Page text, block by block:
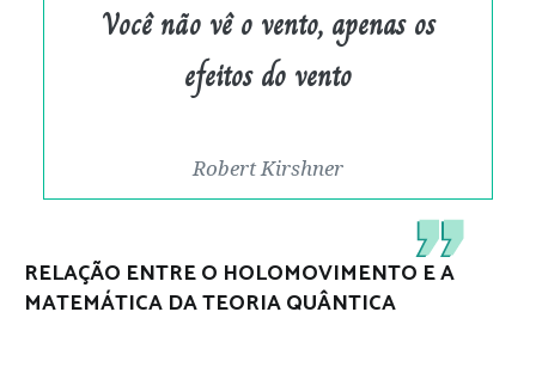
Você não vê o vento, apenas os
efeitos do vento
Robert Kirshner
RELAÇÃO ENTRE O HOLOMOVIMENTO E A
MATEMÁTICA DA TEORIA QUÂNTICA